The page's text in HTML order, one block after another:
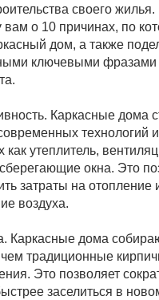
своего жилья.
вам о 10 причинах, по
дом, а также
ключевыми фразами
Каркасные дома
технологий и
как утеплитель,
окна. Это
затраты на отопление
воздуха.
Каркасные дома
традиционные
Это позволяет
заселиться в